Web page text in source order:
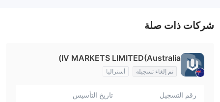
شركات ذات صلة
IV MARKETS LIMITED(Australia)
تم إلغاء تسجيله أستراليا
رقم التسجيل
تاريخ التأسيس